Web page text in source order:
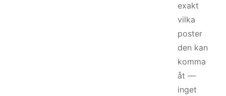
exakt
vilka
poster
den kan
komma
åt —
inget